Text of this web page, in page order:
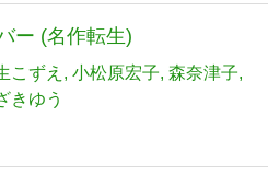
ー (名作転生)
こずえ 小松原宏子 森奈津子
きゆう